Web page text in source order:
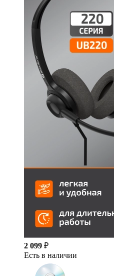
2 099 ₽
Есть в наличии